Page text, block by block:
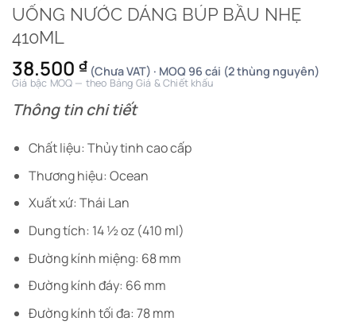
UỐNG NƯỚC DÁNG BÚP BẦU NHẸ
410ML
38.500 ₫ (Chưa VAT) · MOQ 96 cái (2 thùng nguyên)
Giá bậc MOQ — theo Bảng Giá & Chiết khấu
Thông tin chi tiết
Chất liệu: Thủy tinh cao cấp
Thương hiệu: Ocean
Xuất xứ: Thái Lan
Dung tích: 14 ½ oz (410 ml)
Đường kính miệng: 68 mm
Đường kính đáy: 66 mm
Đường kính tối đa: 78 mm